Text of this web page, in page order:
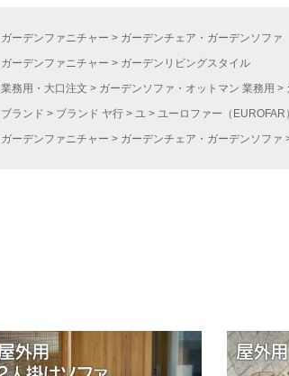
ガーデンファニチャー
ガーデンチェア・ガーデンソファ
ガーデンファニチャー
ガーデンリビングスタイル
業務用・大口注文
ガーデンソファ・オットマン 業務用
ブランド
ブランド ヤ行 ユ
ユーロファー（EUROFAR）
ガーデンファニチャー
ガーデンチェア・ガーデンソファ